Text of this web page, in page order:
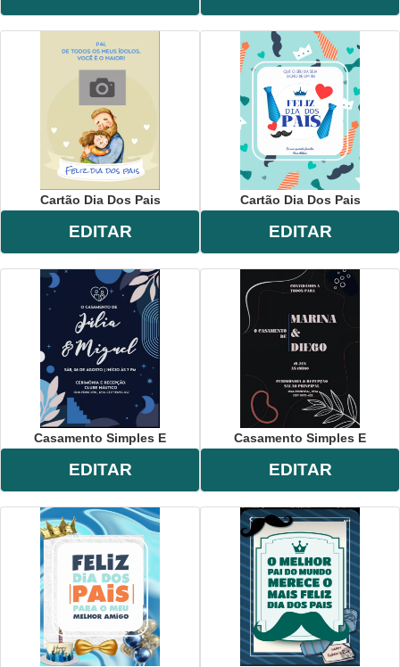
Cartão Dia Dos Pais
EDITAR
Cartão Dia Dos Pais
EDITAR
Casamento Simples E
EDITAR
Casamento Simples E
EDITAR